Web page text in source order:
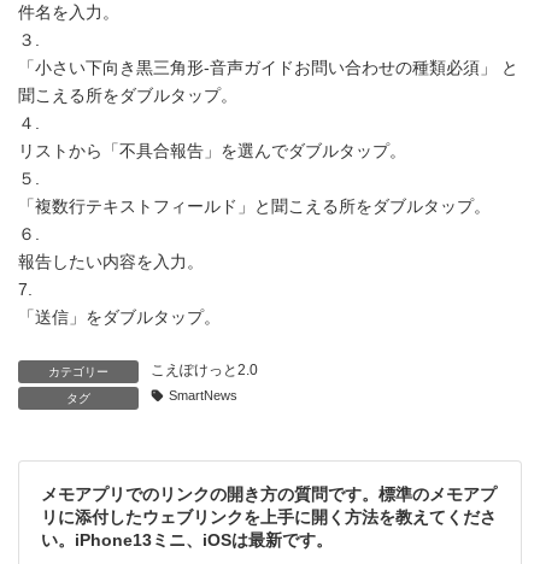
件名を入力。
３.
「小さい下向き黒三角形-音声ガイドお問い合わせの種類必須」 と
聞こえる所をダブルタップ。
４.
リストから「不具合報告」を選んでダブルタップ。
５.
「複数行テキストフィールド」と聞こえる所をダブルタップ。
６.
報告したい内容を入力。
7.
「送信」をダブルタップ。
カテゴリー こえぽけっと2.0
タグ SmartNews
メモアプリでのリンクの開き方の質問です。標準のメモアプ
リに添付したウェブリンクを上手に開く方法を教えてくださ
い。iPhone13ミニ、iOSは最新です。